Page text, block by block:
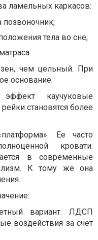
ламельных каркасов:
позвоночник;
тела во сне;
чем цельный. При
основание.
каучуковые
становятся более
Ее часто
кровати.
в современные
К тому же она
вариант. ЛДСП
воздействия за счет